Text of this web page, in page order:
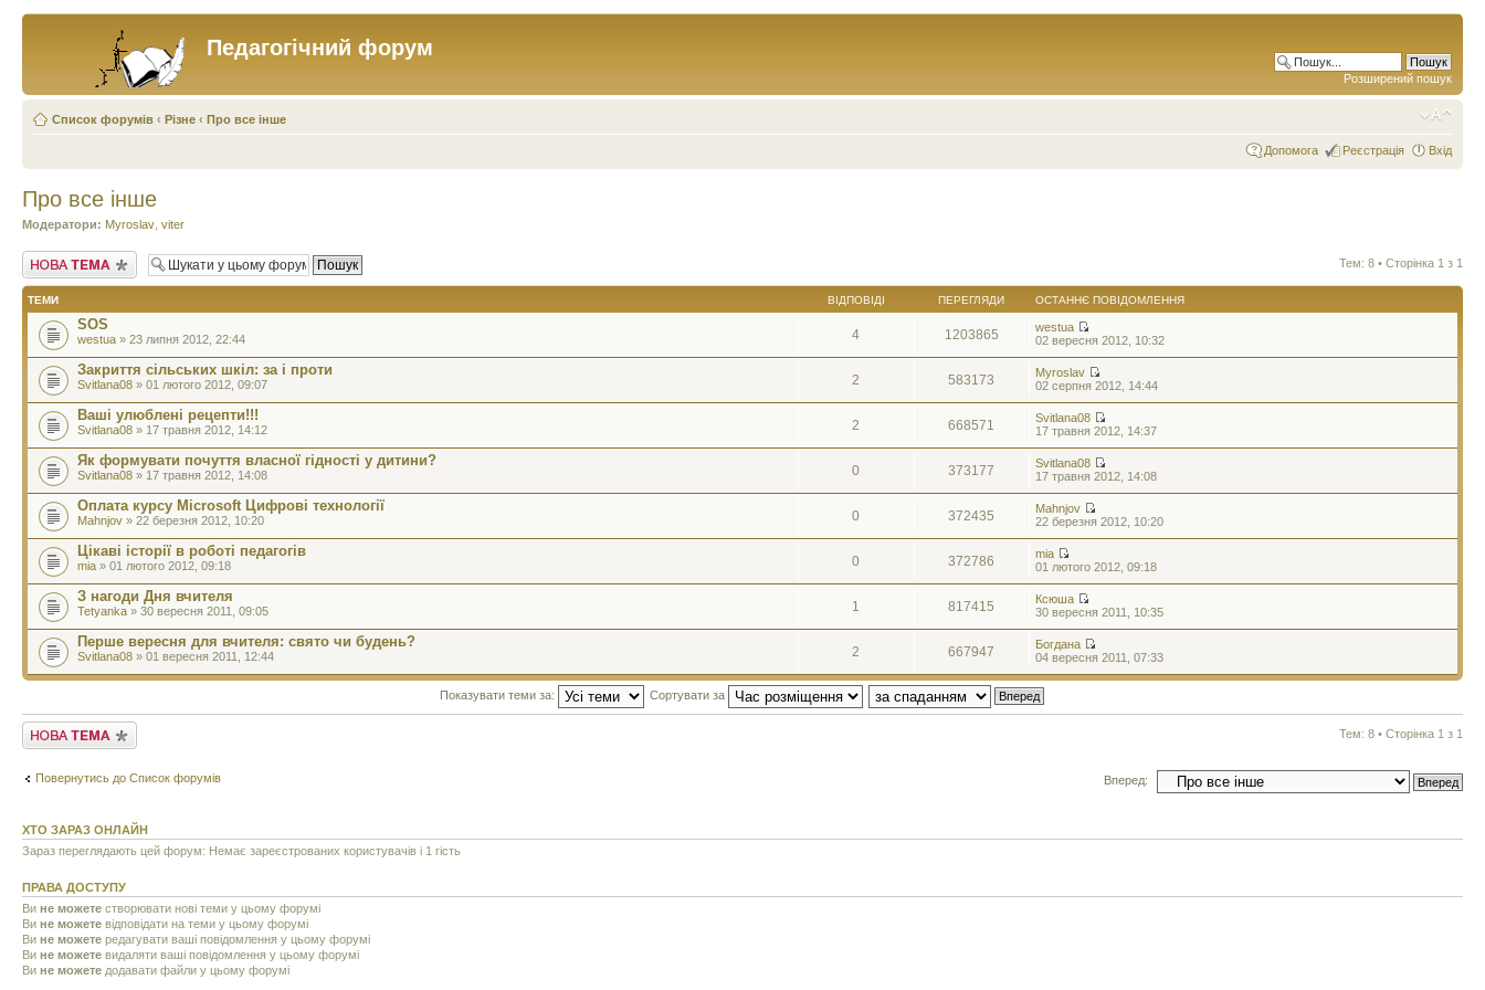
Педагогічний форум
Розширений пошук
Список форумів ‹ Різне ‹ Про все інше
Допомога Реєстрація Вхід
Про все інше
Модератори: Myroslav viter
Створити нову тему Тем: 8 • Сторінка 1 з 1
ТЕМИ ВІДПОВІДІ ПЕРЕГЛЯДИ ОСТАННЄ ПОВІДОМЛЕННЯ
SOS
westua » 23 липня 2012, 22:44 4 1203865
westua
02 вересня 2012, 10:32
Закриття сільських шкіл: за і проти
Svitlana08 » 01 лютого 2012, 09:07 2 583173
Myroslav
02 серпня 2012, 14:44
Ваші улюблені рецепти!!!
Svitlana08 » 17 травня 2012, 14:12 2 668571
Svitlana08
17 травня 2012, 14:37
Як формувати почуття власної гідності у дитини?
Svitlana08 » 17 травня 2012, 14:08 0 373177
Svitlana08
17 травня 2012, 14:08
Оплата курсу Microsoft Цифрові технології
Mahnjov » 22 березня 2012, 10:20 0 372435
Mahnjov
22 березня 2012, 10:20
Цікаві історії в роботі педагогів
mia » 01 лютого 2012, 09:18 0 372786
mia
01 лютого 2012, 09:18
З нагоди Дня вчителя
Tetyanka » 30 вересня 2011, 09:05 1 817415
Ксюша
30 вересня 2011, 10:35
Перше вересня для вчителя: свято чи будень?
Svitlana08 » 01 вересня 2011, 12:44 2 667947
Богдана
04 вересня 2011, 07:33
Показувати теми за: Сортувати за
Створити нову тему Тем: 8 • Сторінка 1 з 1
Повернутись до Список форумів Вперед:
ХТО ЗАРАЗ ОНЛАЙН
Зараз переглядають цей форум: Немає зареєстрованих користувачів і 1 гість
ПРАВА ДОСТУПУ
Ви не можете створювати нові теми у цьому форумі
Ви не можете відповідати на теми у цьому форумі
Ви не можете редагувати ваші повідомлення у цьому форумі
Ви не можете видаляти ваші повідомлення у цьому форумі
Ви не можете додавати файли у цьому форумі